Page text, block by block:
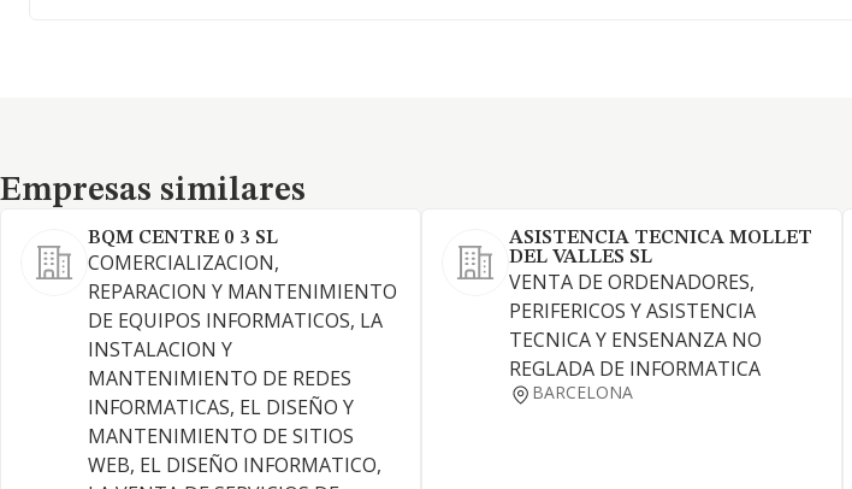
Empresas similares
Empresas similares
BQM CENTRE 0 3 SL
COMERCIALIZACION,
REPARACION Y MANTENIMIENTO
DE EQUIPOS INFORMATICOS, LA
INSTALACION Y
MANTENIMIENTO DE REDES
INFORMATICAS, EL DISEÑO Y
MANTENIMIENTO DE SITIOS
WEB, EL DISEÑO INFORMATICO,
ASISTENCIA TECNICA MOLLET
DEL VALLES SL
VENTA DE ORDENADORES,
PERIFERICOS Y ASISTENCIA
TECNICA Y ENSENANZA NO
REGLADA DE INFORMATICA
BARCELONA